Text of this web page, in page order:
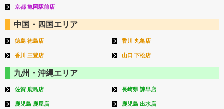
京都 亀岡駅前店
中国・四国エリア
徳島 徳島店 香川 丸亀店
香川 三豊店 山口 下松店
九州・沖縄エリア
佐賀 鹿島店 長崎県 諫早店
鹿児島 鹿屋店 鹿児島 出水店